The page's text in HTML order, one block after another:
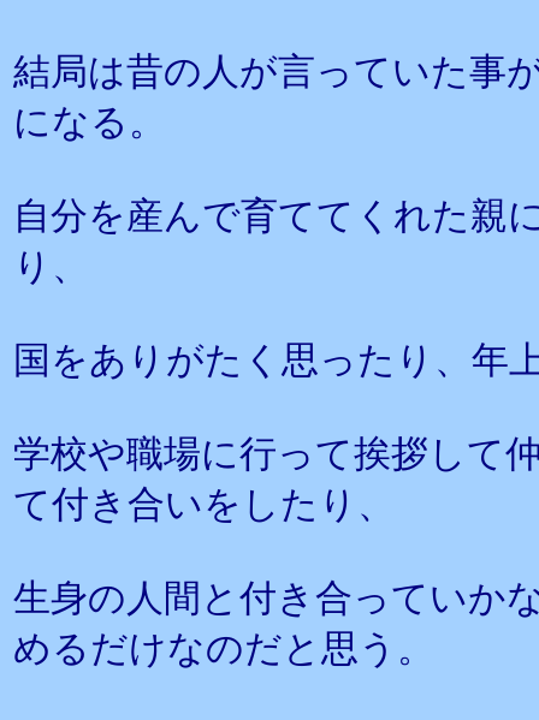
結局は昔の人が言っていた事
になる。
自分を産んで育ててくれた親
り、
国をありがたく思ったり、年
学校や職場に行って挨拶して
て付き合いをしたり、
生身の人間と付き合っていか
めるだけなのだと思う。